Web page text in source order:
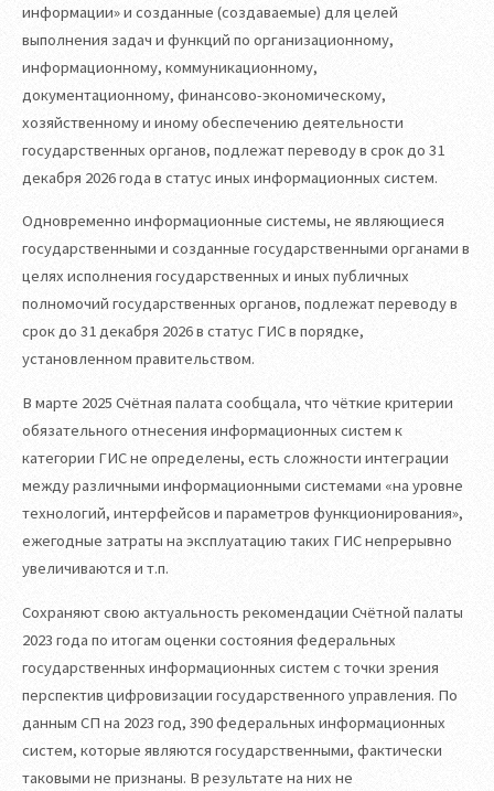
информации» и созданные (создаваемые) для целей
выполнения задач и функций по организационному,
информационному, коммуникационному,
документационному, финансово-экономическому,
хозяйственному и иному обеспечению деятельности
государственных органов, подлежат переводу в срок до 31
декабря 2026 года в статус иных информационных систем.
Одновременно информационные системы, не являющиеся
государственными и созданные государственными органами в
целях исполнения государственных и иных публичных
полномочий государственных органов, подлежат переводу в
срок до 31 декабря 2026 в статус ГИС в порядке,
установленном правительством.
В марте 2025 Счётная палата сообщала, что чёткие критерии
обязательного отнесения информационных систем к
категории ГИС не определены, есть сложности интеграции
между различными информационными системами «на уровне
технологий, интерфейсов и параметров функционирования»,
ежегодные затраты на эксплуатацию таких ГИС непрерывно
увеличиваются и т.п.
Сохраняют свою актуальность рекомендации Счётной палаты
2023 года по итогам оценки состояния федеральных
государственных информационных систем с точки зрения
перспектив цифровизации государственного управления. По
данным СП на 2023 год, 390 федеральных информационных
систем, которые являются государственными, фактически
таковыми не признаны. В результате на них не